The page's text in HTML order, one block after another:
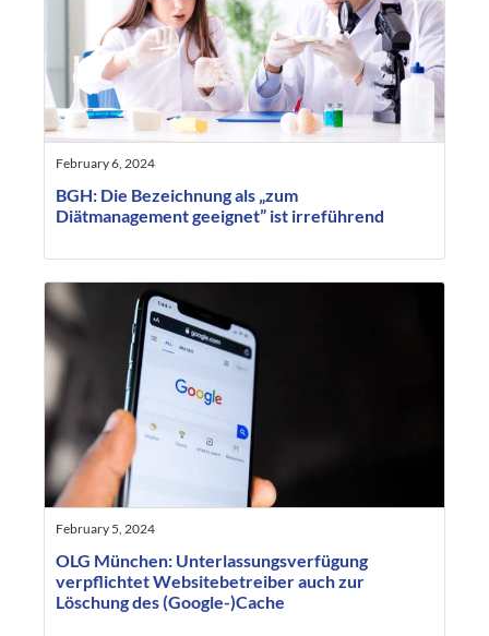
February 6, 2024
BGH: Die Bezeichnung als „zum
Diätmanagement geeignet” ist irreführend
February 5, 2024
OLG München: Unterlassungsverfügung
verpflichtet Websitebetreiber auch zur
Löschung des (Google-)Cache